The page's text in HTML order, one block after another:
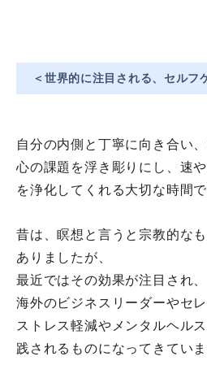
＜世界的に注目される、セルフ
自分の内側と丁寧に向き合い
心の課題を浮き彫りにし、 速
を浄化してくれる大切な時間で
昔は、瞑想と言うと宗教的な
ありましたが、
最近ではその効果が注目され、
海外のビジネスリーダーやセ
ストレス軽減やメンタルヘル
践されるものになってきていま